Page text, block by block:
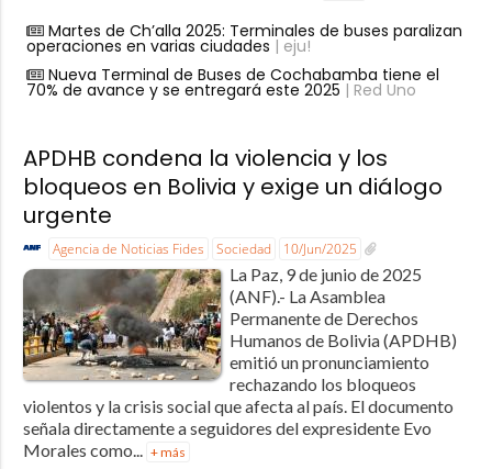
Martes de Ch’alla 2025: Terminales de buses paralizan
operaciones en varias ciudades | eju!
Nueva Terminal de Buses de Cochabamba tiene el
70% de avance y se entregará este 2025 | Red Uno
APDHB condena la violencia y los
bloqueos en Bolivia y exige un diálogo
urgente
Agencia de Noticias Fides Sociedad 10/Jun/2025
La Paz, 9 de junio de 2025
(ANF).- La Asamblea
Permanente de Derechos
Humanos de Bolivia (APDHB)
emitió un pronunciamiento
rechazando los bloqueos
violentos y la crisis social que afecta al país. El documento
señala directamente a seguidores del expresidente Evo
Morales como... + más